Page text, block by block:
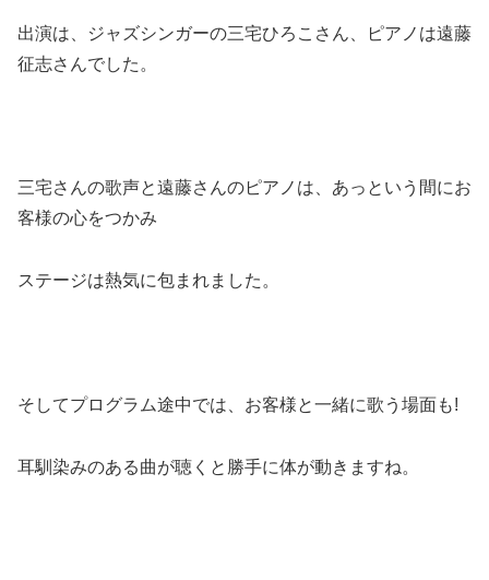
出演は、ジャズシンガーの三宅ひろこさん、ピアノは遠藤
征志さんでした。
三宅さんの歌声と遠藤さんのピアノは、あっという間にお
客様の心をつかみ
ステージは熱気に包まれました。
そしてプログラム途中では、お客様と一緒に歌う場面も!
耳馴染みのある曲が聴くと勝手に体が動きますね。